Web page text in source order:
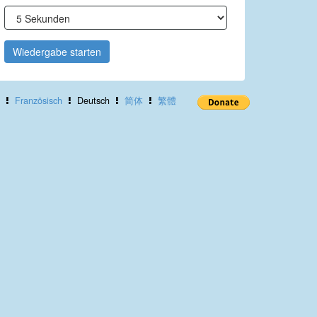
Wiedergabe starten
Französisch Deutsch 简体 繁體